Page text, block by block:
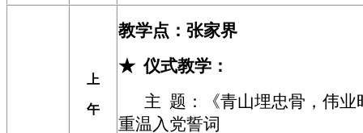
上
午
教学点： 张家界
★ 仪式教学 ：
主 题：《青山埋忠骨，伟业
重温入党誓词